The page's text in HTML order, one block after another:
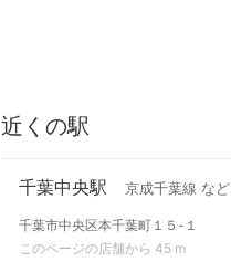
近くの駅
千葉中央駅 京成千葉線 など
千葉市中央区本千葉町１５-１
このページの店舗から 45 m